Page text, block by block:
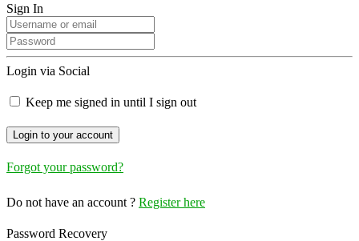
Sign In
Login via Social
Keep me signed in until I sign out
Forgot your password?
Do not have an account ? Register here
Password Recovery